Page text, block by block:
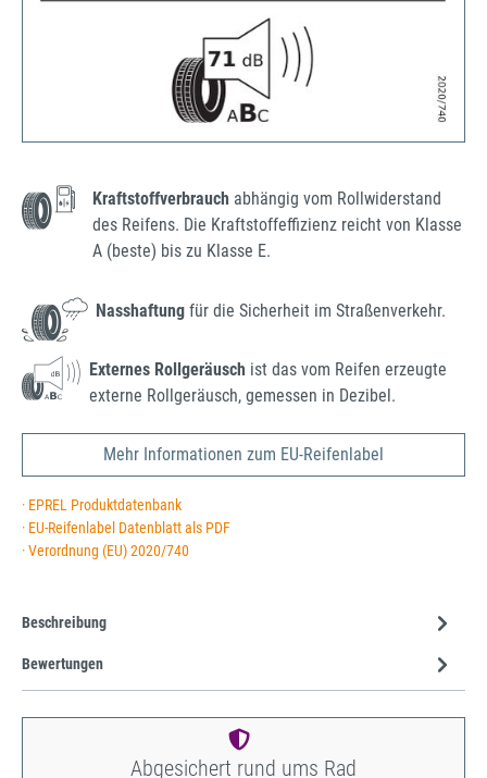
Kraftstoffverbrauch abhängig vom Rollwiderstand
des Reifens. Die Kraftstoffeffizienz reicht von Klasse
A (beste) bis zu Klasse E.
Nasshaftung für die Sicherheit im Straßenverkehr.
Externes Rollgeräusch ist das vom Reifen erzeugte
externe Rollgeräusch, gemessen in Dezibel.
Mehr Informationen zum EU-Reifenlabel
· EPREL Produktdatenbank
· EU-Reifenlabel Datenblatt als PDF
· Verordnung (EU) 2020/740
Beschreibung
Bewertungen
Abgesichert rund ums Rad